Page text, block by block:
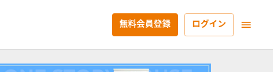
無料会員登録 ログイン